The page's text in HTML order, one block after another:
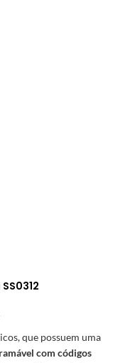
que possuem uma
com códigos